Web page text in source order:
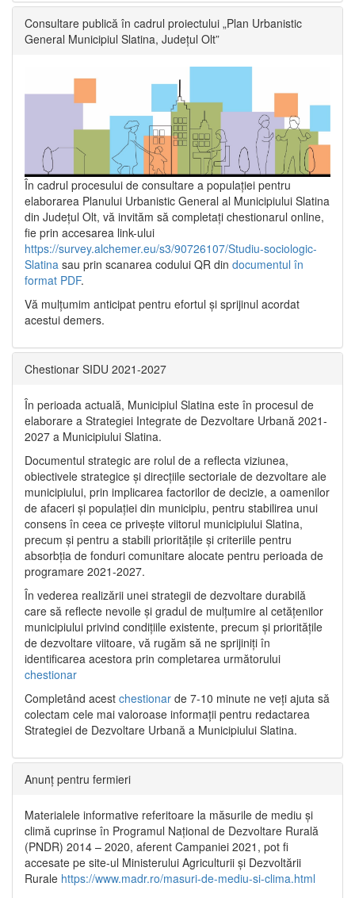
Consultare publică în cadrul proiectului „Plan Urbanistic
General Municipiul Slatina, Județul Olt”
În cadrul procesului de consultare a populaţiei pentru
elaborarea Planului Urbanistic General al Municipiului Slatina
din Județul Olt, vă invităm să completați chestionarul online,
fie prin accesarea link-ului
https://survey.alchemer.eu/s3/90726107/Studiu-sociologic-
Slatina sau prin scanarea codului QR din documentul în
format PDF.
Vă mulţumim anticipat pentru efortul şi sprijinul acordat
acestui demers.
Chestionar SIDU 2021-2027
În perioada actuală, Municipiul Slatina este în procesul de
elaborare a Strategiei Integrate de Dezvoltare Urbană 2021‐
2027 a Municipiului Slatina.
Documentul strategic are rolul de a reflecta viziunea,
obiectivele strategice și direcțiile sectoriale de dezvoltare ale
municipiului, prin implicarea factorilor de decizie, a oamenilor
de afaceri și populației din municipiu, pentru stabilirea unui
consens în ceea ce privește viitorul municipiului Slatina,
precum și pentru a stabili prioritățile și criteriile pentru
absorbția de fonduri comunitare alocate pentru perioada de
programare 2021-2027.
În vederea realizării unei strategii de dezvoltare durabilă
care să reflecte nevoile și gradul de mulțumire al cetățenilor
municipiului privind condițiile existente, precum și prioritățile
de dezvoltare viitoare, vă rugăm să ne sprijiniți în
identificarea acestora prin completarea următorului
chestionar
Completând acest chestionar de 7-10 minute ne veți ajuta să
colectam cele mai valoroase informații pentru redactarea
Strategiei de Dezvoltare Urbană a Municipiului Slatina.
Anunț pentru fermieri
Materialele informative referitoare la măsurile de mediu și
climă cuprinse în Programul Național de Dezvoltare Rurală
(PNDR) 2014 – 2020, aferent Campaniei 2021, pot fi
accesate pe site-ul Ministerului Agriculturii și Dezvoltării
Rurale https://www.madr.ro/masuri-de-mediu-si-clima.html